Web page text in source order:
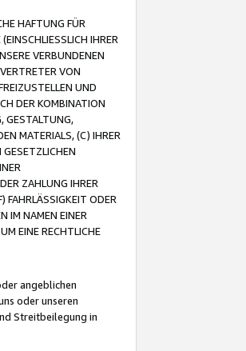
HAFTUNG FÜR
IHRER
VERBUNDENEN
VON
UND
DER KOMBINATION
GESTALTUNG,
MATERIALS, (C) IHRER
ZAHLUNG IHRER
FAHRLÄSSIGKEIT ODER
IM NAMEN EINER
EINE RECHTLICHE
angeblichen
oder unseren
Streitbeilegung in